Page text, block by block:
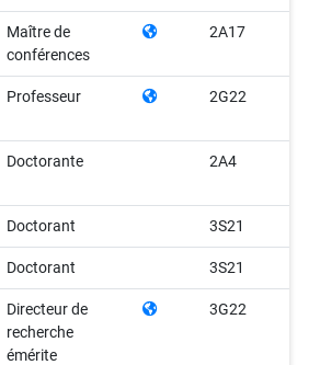
Maître de
conférences
2A17
Professeur 2G22
Doctorante 2A4
Doctorant 3S21
Doctorant 3S21
Directeur de
recherche
émérite
3G22